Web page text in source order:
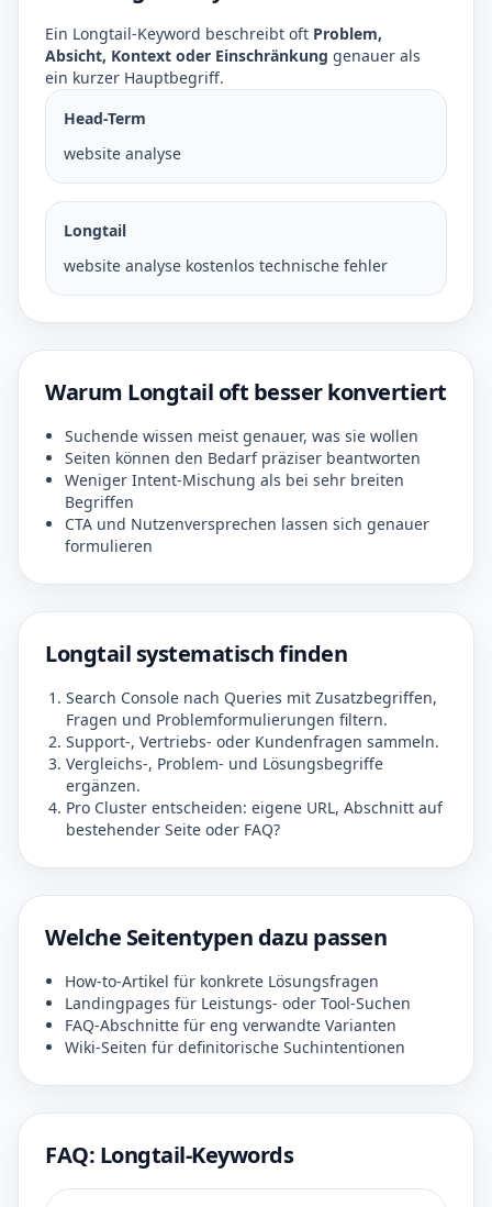
Ein Longtail-Keyword beschreibt oft Problem,
Absicht, Kontext oder Einschränkung genauer als
ein kurzer Hauptbegriff.
Head-Term
website analyse
Longtail
website analyse kostenlos technische fehler
Warum Longtail oft besser konvertiert
Suchende wissen meist genauer, was sie wollen
Seiten können den Bedarf präziser beantworten
Weniger Intent-Mischung als bei sehr breiten
Begriffen
CTA und Nutzenversprechen lassen sich genauer
formulieren
Longtail systematisch finden
Search Console nach Queries mit Zusatzbegriffen,
Fragen und Problemformulierungen filtern.
Support-, Vertriebs- oder Kundenfragen sammeln.
Vergleichs-, Problem- und Lösungsbegriffe
ergänzen.
Pro Cluster entscheiden: eigene URL, Abschnitt auf
bestehender Seite oder FAQ?
Welche Seitentypen dazu passen
How-to-Artikel für konkrete Lösungsfragen
Landingpages für Leistungs- oder Tool-Suchen
FAQ-Abschnitte für eng verwandte Varianten
Wiki-Seiten für definitorische Suchintentionen
FAQ: Longtail-Keywords